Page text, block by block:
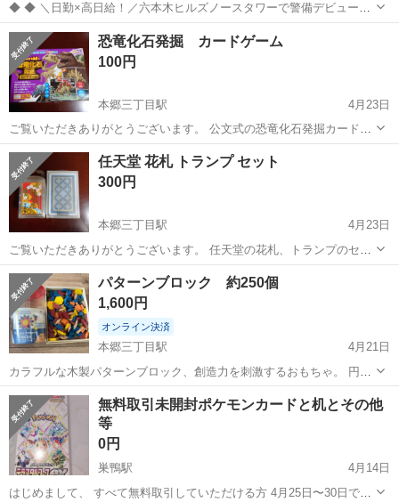
◆ ◆ ＼日勤×高日給！／六本木ヒルズノースタワーで警備デビューし
ませんか？ 大人気の施設警備♪綺麗な施設で働こう★ 六本木駅直結で
通勤楽々♪ 休憩時間はたっぷり2h◎ 空調完備の快適環境で無理なく働
ける！ ＼未経験ス...
東京 文京区 警備員
恐竜化石発掘 カードゲーム
100円
本郷三丁目駅
4月23日
ご覧いただきありがとうございます。 公文式の恐竜化石発掘カードゲ
ームです。 数回遊んで数年引き出しにしまっていました。 あまり使っ
ていないので、カードは綺麗です。 80枚全て揃っています。解説書も
綺麗に残っているので、問題...
東京 文京区 本郷三丁目駅 パズル 恐竜
任天堂 花札 トランプ セット
300円
本郷三丁目駅
4月23日
ご覧いただきありがとうございます。 任天堂の花札、トランプのセッ
トです。 Switchのソフト、遊び大全の付属でついてきました。 一度も
使っていないので綺麗です。 花札は任天堂オリジナルの絵柄がありそ
うです。 トランプは...
東京 文京区 本郷三丁目駅 パズル 任天堂
パターンブロック 約250個
1,600円
オンライン決済
本郷三丁目駅
4月21日
カラフルな木製パターンブロック、創造力を刺激するおもちゃ。 円形
のケースは割れてるのでなしで、箱で受け渡しします。 250ピースあ
るか数えてませんが、そんなに紛失してないと思います。完璧を求め
る方はご遠慮ください。
東京 文京区 本郷三丁目駅 パズル
無料取引未開封ポケモンカードと机とその他
等
0円
巣鴨駅
4月14日
はじめまして、 すべて無料取引していただける方 4月25日〜30日では